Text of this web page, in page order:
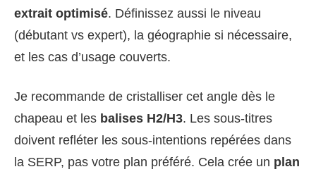
extrait optimisé. Définissez aussi le niveau
(débutant vs expert), la géographie si nécessaire,
et les cas d’usage couverts.
Je recommande de cristalliser cet angle dès le
chapeau et les balises H2/H3. Les sous-titres
doivent refléter les sous-intentions repérées dans
la SERP, pas votre plan préféré. Cela crée un plan